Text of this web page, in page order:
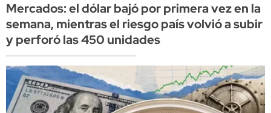
Mercados: el dólar bajó por primera vez en la
semana, mientras el riesgo país volvió a subir
y perforó las 450 unidades